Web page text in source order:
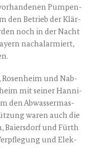
Pum­pen­
den Betrieb der Klär­
noch in der Nacht
nach­alar­miert,
Rosen­heim und Nab­
mit sei­ner Han­ni­
den Abwas­ser­mas­
waren auch die
Bai­er­s­dorf und Fürth
und Elek­